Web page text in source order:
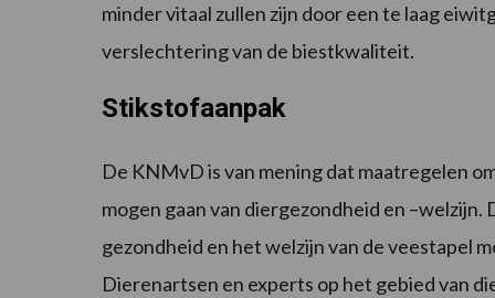
minder vitaal zullen zijn door een te laag
verslechtering van de biestkwaliteit.
Stikstofaanpak
De KNMvD is van mening dat maatregelen
mogen gaan van diergezondheid en
gezondheid en het welzijn van de veestapel
Dierenartsen en experts op het gebied van